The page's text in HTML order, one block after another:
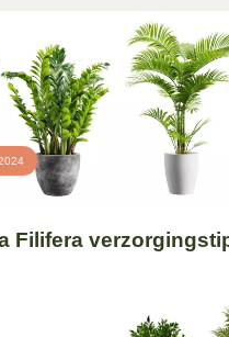
Filifera